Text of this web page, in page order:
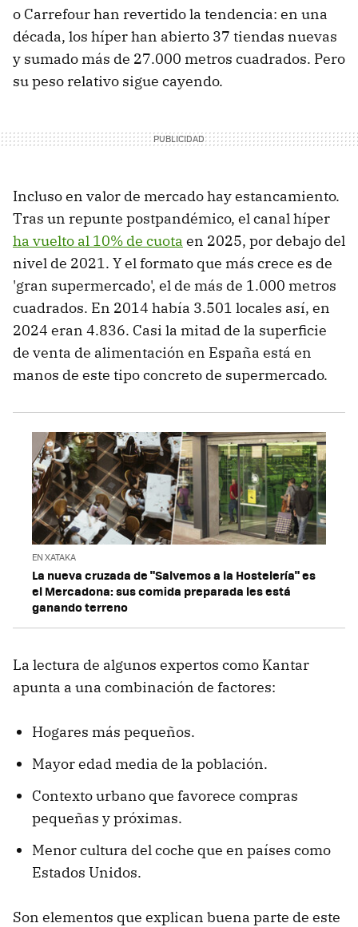
o Carrefour han revertido la tendencia: en una
década, los híper han abierto 37 tiendas nuevas
y sumado más de 27.000 metros cuadrados. Pero
su peso relativo sigue cayendo.
Incluso en valor de mercado hay estancamiento.
Tras un repunte postpandémico, el canal híper
ha vuelto al 10% de cuota en 2025, por debajo del
nivel de 2021. Y el formato que más crece es de
'gran supermercado', el de más de 1.000 metros
cuadrados. En 2014 había 3.501 locales así, en
2024 eran 4.836. Casi la mitad de la superficie
de venta de alimentación en España está en
manos de este tipo concreto de supermercado.
EN XATAKA
La nueva cruzada de "Salvemos a la Hostelería" es
el Mercadona: sus comida preparada les está
ganando terreno
La lectura de algunos expertos como Kantar
apunta a una combinación de factores:
Hogares más pequeños.
Mayor edad media de la población.
Contexto urbano que favorece compras
pequeñas y próximas.
Menor cultura del coche que en países como
Estados Unidos.
Son elementos que explican buena parte de este